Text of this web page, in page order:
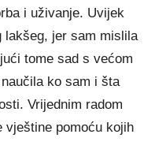
i uživanje. Uvijek
lakšeg, jer sam mislila
tome sad s većom
ko sam i šta
Vrijednim radom
pomoću kojih